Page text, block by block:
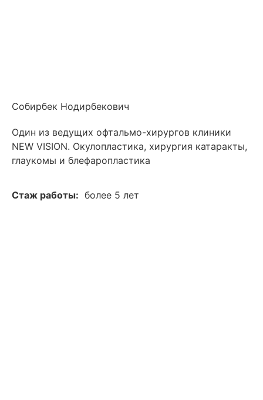
Собирбек Нодирбекович
Один из ведущих офтальмо-хирургов клиники
NEW VISION. Окулопластика, хирургия катаракты,
глаукомы и блефаропластика
Стаж работы: более 5 лет